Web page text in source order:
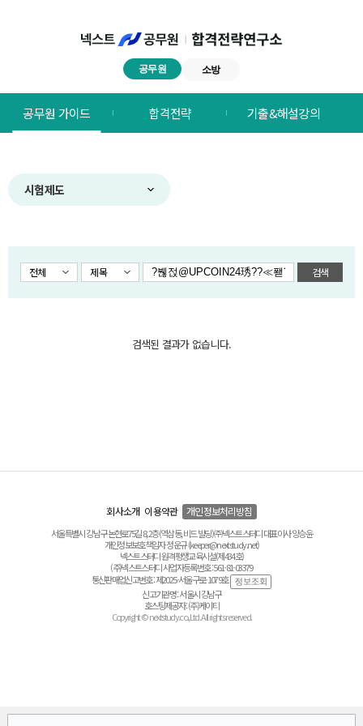
공무원 소방
합격전략연구소
메뉴
공무원 가이드 합격전략 기출&해설강의
시험제도
전체 제목 검색
검색된 결과가 없습니다.
회사소개 이용약관 개인정보처리방침
서울특별시 강남구 논현로75길 8, 2층(역삼동, 비드 빌딩) ㈜넥스트스터디 대표이사 양승윤
개인정보보호책임자 정운규 (keeper@nextstudy.net)
넥스트스터디 원격평생교육시설(제434호)
(주)넥스트스터디 사업자등록번호 : 561-81-03379
통신판매업신고번호 : 제2025-서울구로-1079호
신고기관명 : 서울시 강남구
호스팅제공자 : (주)케이티
Copyright © nextstudy.co.,Ltd. All rights reserved.